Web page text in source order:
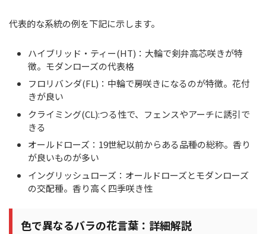
代表的な系統の例を下記に示します。
ハイブリッド・ティー(HT)：大輪で剣弁高芯咲きが特
徴。モダンローズの代表格
フロリバンダ(FL)：中輪で房咲きになるのが特徴。花付
きが良い
クライミング(CL):つる性で、フェンスやアーチに誘引で
きる
オールドローズ：19世紀以前からある品種の総称。香り
が良いものが多い
イングリッシュローズ：オールドローズとモダンローズ
の交配種。香り高く四季咲き性
色で異なるバラの花言葉：詳細解説